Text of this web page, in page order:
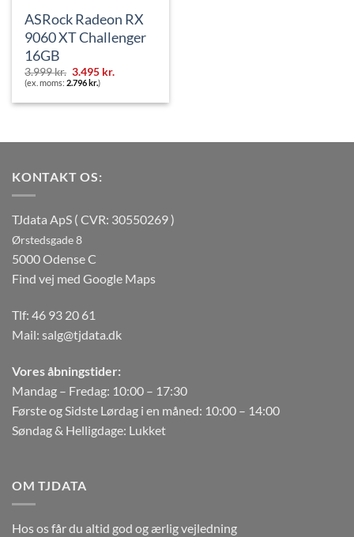
ASRock Radeon RX
9060 XT Challenger
16GB
3.999kr. Den
oprindelige
var:
3.495 kr.
er:
(ex. moms:2.796kr.)
KONTAKT OS:
TJdata ApS ( CVR: 30550269 )
Ørstedsgade 8
5000 Odense C
Find vej med Google Maps
Tlf: 46 93 20 61
Mail: salg@tjdata.dk
Vores åbningstider:
Mandag – Fredag: 10:00 – 17:30
Første og Sidste Lørdag i en måned: 10:00 – 14:00
Søndag & Helligdage: Lukket
OM TJDATA
Hos os får du altid god og ærlig vejledning